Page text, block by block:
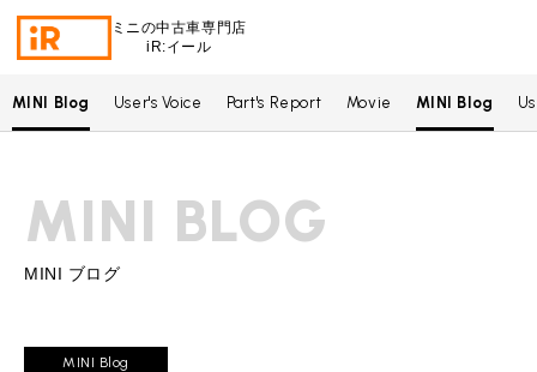
ミニの中古車専門店
iR:イール
BMW MINI BMWミニ 在庫検索
ROVER MINI ローバーミニ 在庫検索
TRADE 買取
TOP
MAINTENANCE
MINI Blog User's Voice Part's Report Movie MINI Blog
MINI BLOG
MINI ブログ
MINI Blog